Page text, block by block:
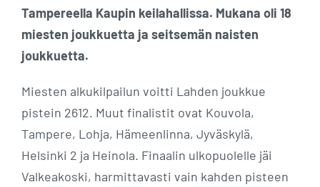
Tampereella Kaupin keilahallissa. Mukana oli 18
miesten joukkuetta ja seitsemän naisten
joukkuetta.
Miesten alkukilpailun voitti Lahden joukkue
pistein 2612. Muut finalistit ovat Kouvola,
Tampere, Lohja, Hämeenlinna, Jyväskylä,
Helsinki 2 ja Heinola. Finaalin ulkopuolelle jäi
Valkeakoski, harmittavasti vain kahden pisteen